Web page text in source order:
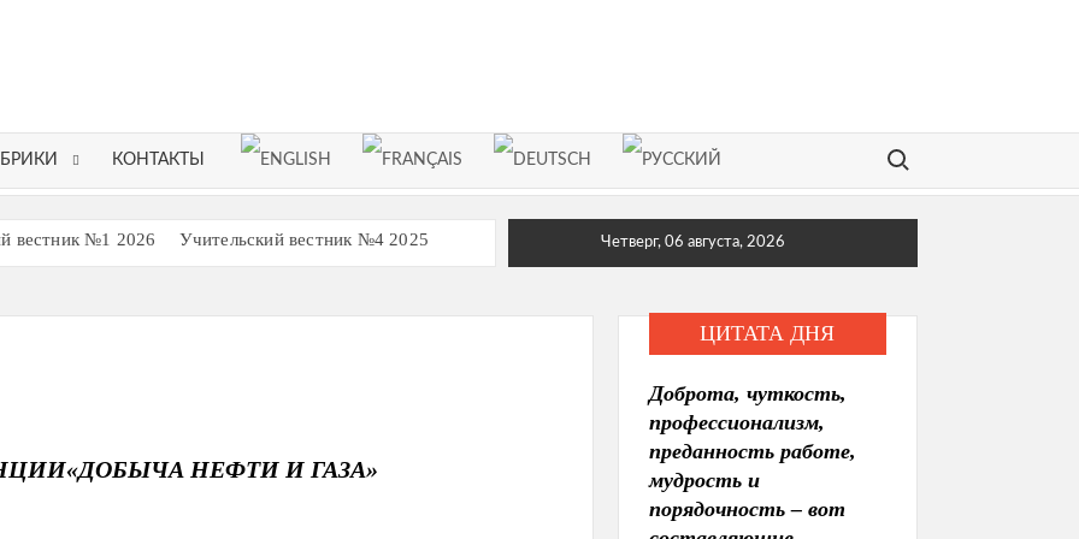
КОНТАКТЫ
Search for:
вестник №1 2026
Учительский вестник №4 2025
Четверг, 06 августа, 2026
НЕФТИ И ГАЗА»
ЦИТАТА ДНЯ
Доброта, чуткость,
профессионализм,
преданность работе,
мудрость и
порядочность – вот